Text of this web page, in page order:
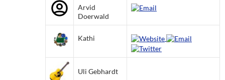
Arvid
Doerwald
Kathi
Uli Gebhardt